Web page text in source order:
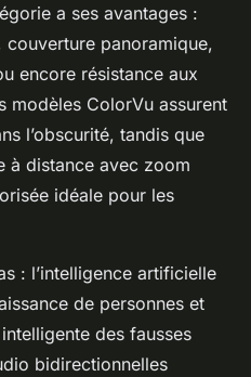
a ses avantages :
couverture panoramique,
encore résistance aux
modèles ColorVu assurent
l’obscurité, tandis que
à distance avec zoom
idéale pour les
: l’intelligence artificielle
de personnes et
des fausses
bidirectionnelles